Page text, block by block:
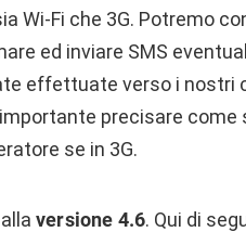
Wi-Fi che 3G. Potremo
ed inviare SMS
effettuate verso i nostri
precisare come
se in 3G.
versione 4.6. Qui di